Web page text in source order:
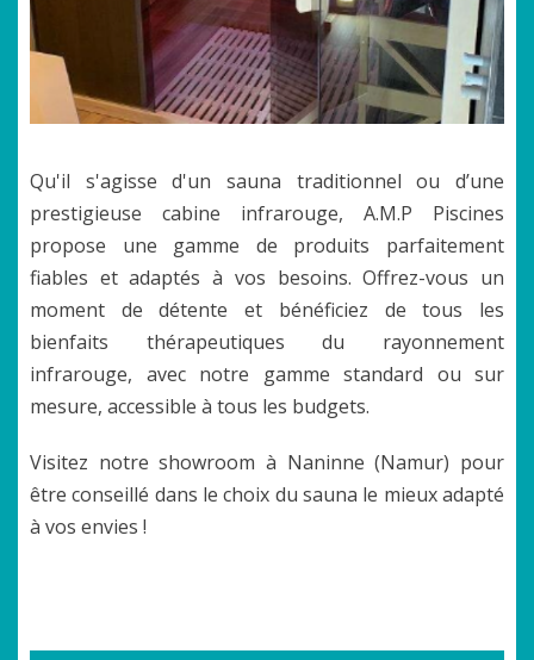
Qu'il s'agisse d'un sauna traditionnel ou d’une
prestigieuse cabine infrarouge, A.M.P Piscines
propose une gamme de produits parfaitement
fiables et adaptés à vos besoins. Offrez-vous un
moment de détente et bénéficiez de tous les
bienfaits thérapeutiques du rayonnement
infrarouge, avec notre gamme standard ou sur
mesure, accessible à tous les budgets.
Visitez notre showroom à Naninne (Namur) pour
être conseillé dans le choix du sauna le mieux adapté
à vos envies !